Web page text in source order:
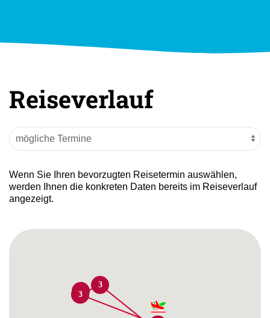
Reiseverlauf
Wenn Sie Ihren bevorzugten Reisetermin auswählen,
werden Ihnen die konkreten Daten bereits im Reiseverlauf
angezeigt.
2
2
3
3